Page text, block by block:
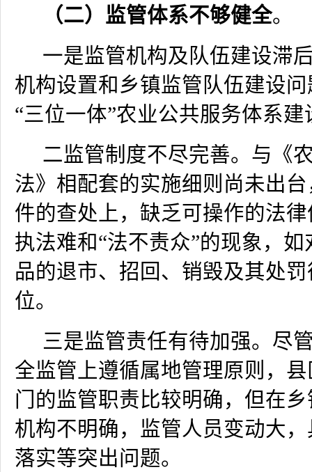
（二）监管体系不够健全。
一是监管机构及队伍建设滞
机构设置和乡镇监管队伍建设
“三位一体”农业公共服务体系
二监管制度不尽完善。与《
法》相配套的实施细则尚未出
件的查处上，缺乏可操作的法
执法难和“法不责众”的现象，
品的退市、招回、销毁及其处
位。
三是监管责任有待加强。尽
全监管上遵循属地管理原则，
门的监管职责比较明确，但在
机构不明确，监管人员变动大
落实等突出问题。